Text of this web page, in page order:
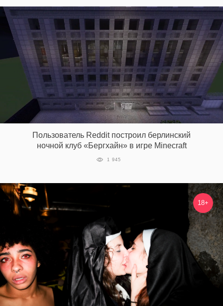
Пользователь Reddit построил берлинский
ночной клуб «Бергхайн» в игре Minecraft
1 945
18+